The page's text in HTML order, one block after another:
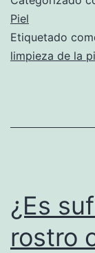
Piel
Etiquetado
limpieza de la
¿Es
rostro